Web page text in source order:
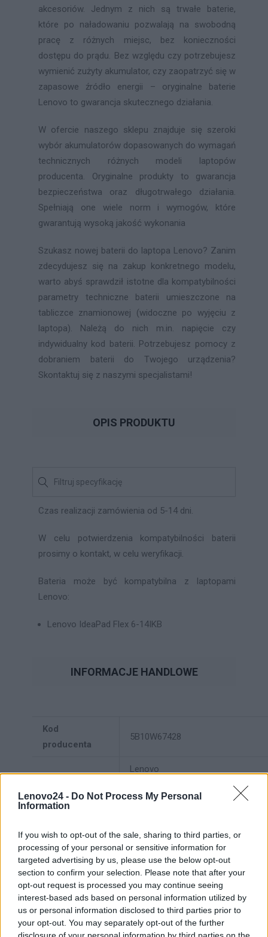
Lenovo24 - Do Not Process My Personal
Information
If you wish to opt-out of the sale, sharing to third parties, or
processing of your personal or sensitive information for
targeted advertising by us, please use the below opt-out
section to confirm your selection. Please note that after your
opt-out request is processed you may continue seeing
interest-based ads based on personal information utilized by
us or personal information disclosed to third parties prior to
your opt-out. You may separately opt-out of the further
akcesoriów. Jednym z nich są trwałe baterie,
które po naładowaniu pozwalają na swobodną
pracę z różnych miejsc, bez konieczności
dostępu do prądu. Bez względu czy potrzebujesz
wymienić zużyty akumulator, czy zaopatrzyć się w
zapasowe źródło energii – oryginalne baterie
Lenovo to gwarancja skutecznego działania.
W ofercie naszego sklepu znajduje się szeroki
wybór akumulatorów dopasowanych do wymagań
technicznych różnych modeli laptopów
producenta. Oryginalne produkty to gwarancja
bezpieczeństwa oraz długotrwałego działania.
Spełniają one wiele norm i wymogów, które
gwarantują wysoką jakość wykonania
Szukasz nowej baterii do laptopa Lenovo? Zanim
zdecydujesz się na zakup konkretnego modelu,
warto abyś sprawdził istotne dla kompatybilności
parametry techniczne baterii umieszczone na
tabliczce znamionowej (widoczne po wyjęciu z
laptopa). Należą do nich m.in. napięcie czy
indywidualny kod baterii. Potrzebujesz pomocy z
dobraniem baterii do Twojego urządzenia?
Skontaktuj się z naszymi specjalistami!
OPIS PRODUKTU
Czas realizacji zamówienia od 5-14 dni.
W celu potwierdzenia kompatybilności baterii
prosimy o kontakt, w celu weryfikacji.
Bateria może być kompatybilna z laptopami
Lenovo:
Lenovo IdeaPad Flex 6-14IKB
INFORMACJE HANDLOWE
Kod
producenta
5B10W67428
Dane
Lenovo
Morrisville, NC 27560 USA
Telefon: +1 (855) 253-6686
https://lenovo.com
Podmiot
odpowiedzialny
Lenovo Technology B.V. Sp. z
o.o.
ul. Gottlieba Daimlera 1
02-460 Warszawa
info_pl@lenovo.com